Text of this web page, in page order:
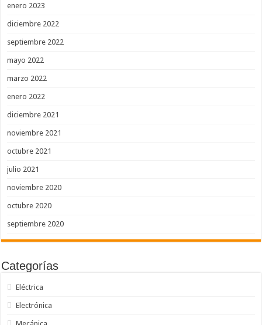
enero 2023
diciembre 2022
septiembre 2022
mayo 2022
marzo 2022
enero 2022
diciembre 2021
noviembre 2021
octubre 2021
julio 2021
noviembre 2020
octubre 2020
septiembre 2020
Categorías
Eléctrica
Electrónica